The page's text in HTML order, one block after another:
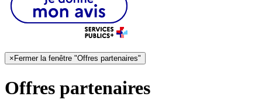
× Fermer la fenêtre "Offres partenaires"
Offres partenaires